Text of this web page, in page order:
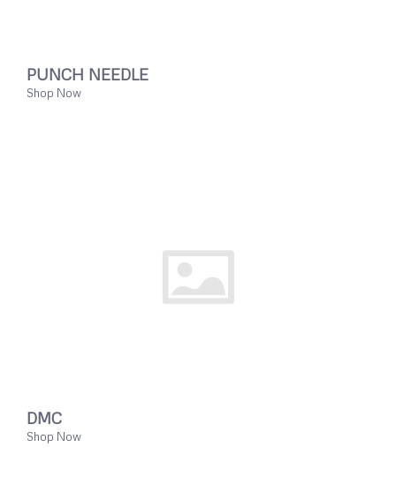
PUNCH NEEDLE
Shop Now
DMC
Shop Now